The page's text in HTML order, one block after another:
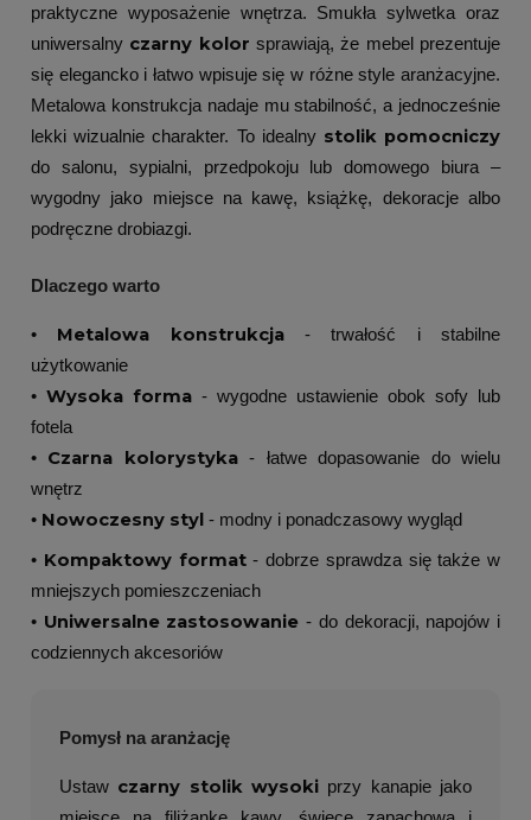
praktyczne wyposażenie wnętrza. Smukła sylwetka oraz
uniwersalny czarny kolor sprawiają, że mebel prezentuje
się elegancko i łatwo wpisuje się w różne style aranżacyjne.
Metalowa konstrukcja nadaje mu stabilność, a jednocześnie
lekki wizualnie charakter. To idealny stolik pomocniczy
do salonu, sypialni, przedpokoju lub domowego biura –
wygodny jako miejsce na kawę, książkę, dekoracje albo
podręczne drobiazgi.
Dlaczego warto
• Metalowa konstrukcja- trwałość i stabilne
użytkowanie
• Wysoka forma - wygodne ustawienie obok sofy lub
fotela
• Czarna kolorystyka- łatwe dopasowanie do wielu
wnętrz
• Nowoczesny styl - modny i ponadczasowy wygląd
• Kompaktowy format- dobrze sprawdza się także w
mniejszych pomieszczeniach
• Uniwersalne zastosowanie - do dekoracji, napojów i
codziennych akcesoriów
Pomysł na aranżację
Ustaw czarny stolik wysoki przy kanapie jako